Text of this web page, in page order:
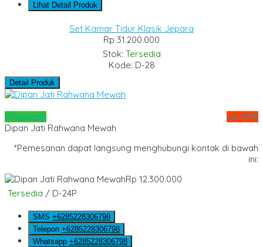
Lihat Detail Produk
Set Kamar Tidur Klasik Jepara
Rp 31.200.000
Stok: Tersedia
Kode: D-28
Detail Produk
Whatsapp
via SMS
Dipan Jati Rahwana Mewah
*Pemesanan dapat langsung menghubungi kontak di bawah
ini:
Rp 12.300.000
Tersedia / D-24P
SMS +6285228306798
Telepon +6285228306798
Whatsapp +6285228306798